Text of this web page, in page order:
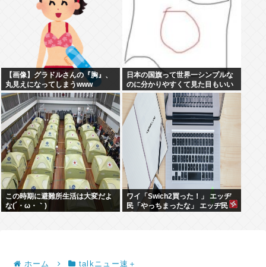
【画像】グラドルさんの『胸』、
丸見えになってしまうwww
日本の国旗って世界一シンプルな
のに分かりやすくて見た目もいい
よな
この時期に避難所生活は大変だよ
な(´・ω・｀)
ワイ「Swich2買った！」 エッヂ
民「やっちまったな」 エッヂ民
ホーム talkニュー速＋